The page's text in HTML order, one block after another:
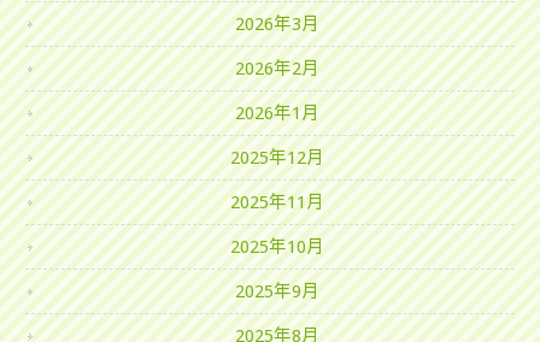
2026年3月
2026年2月
2026年1月
2025年12月
2025年11月
2025年10月
2025年9月
2025年8月